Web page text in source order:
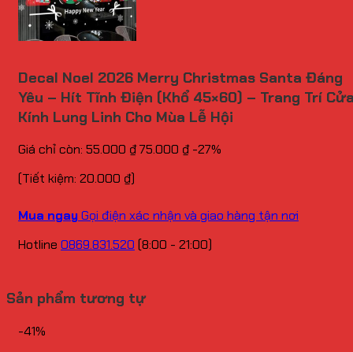
Decal Noel 2026 Merry Christmas Santa Đáng
Yêu – Hít Tĩnh Điện (Khổ 45×60) – Trang Trí
Kính Lung Linh Cho Mùa Lễ Hội
Giá chỉ còn: 55.000 ₫75.000 ₫ -27%
(Tiết kiệm: 20.000 ₫)
Mua ngayGọi điện xác nhận và giao hàng tận nơi
Hotline 0869.831.520 (8:00 - 21:00)
Sản phẩm tương tự
-41%